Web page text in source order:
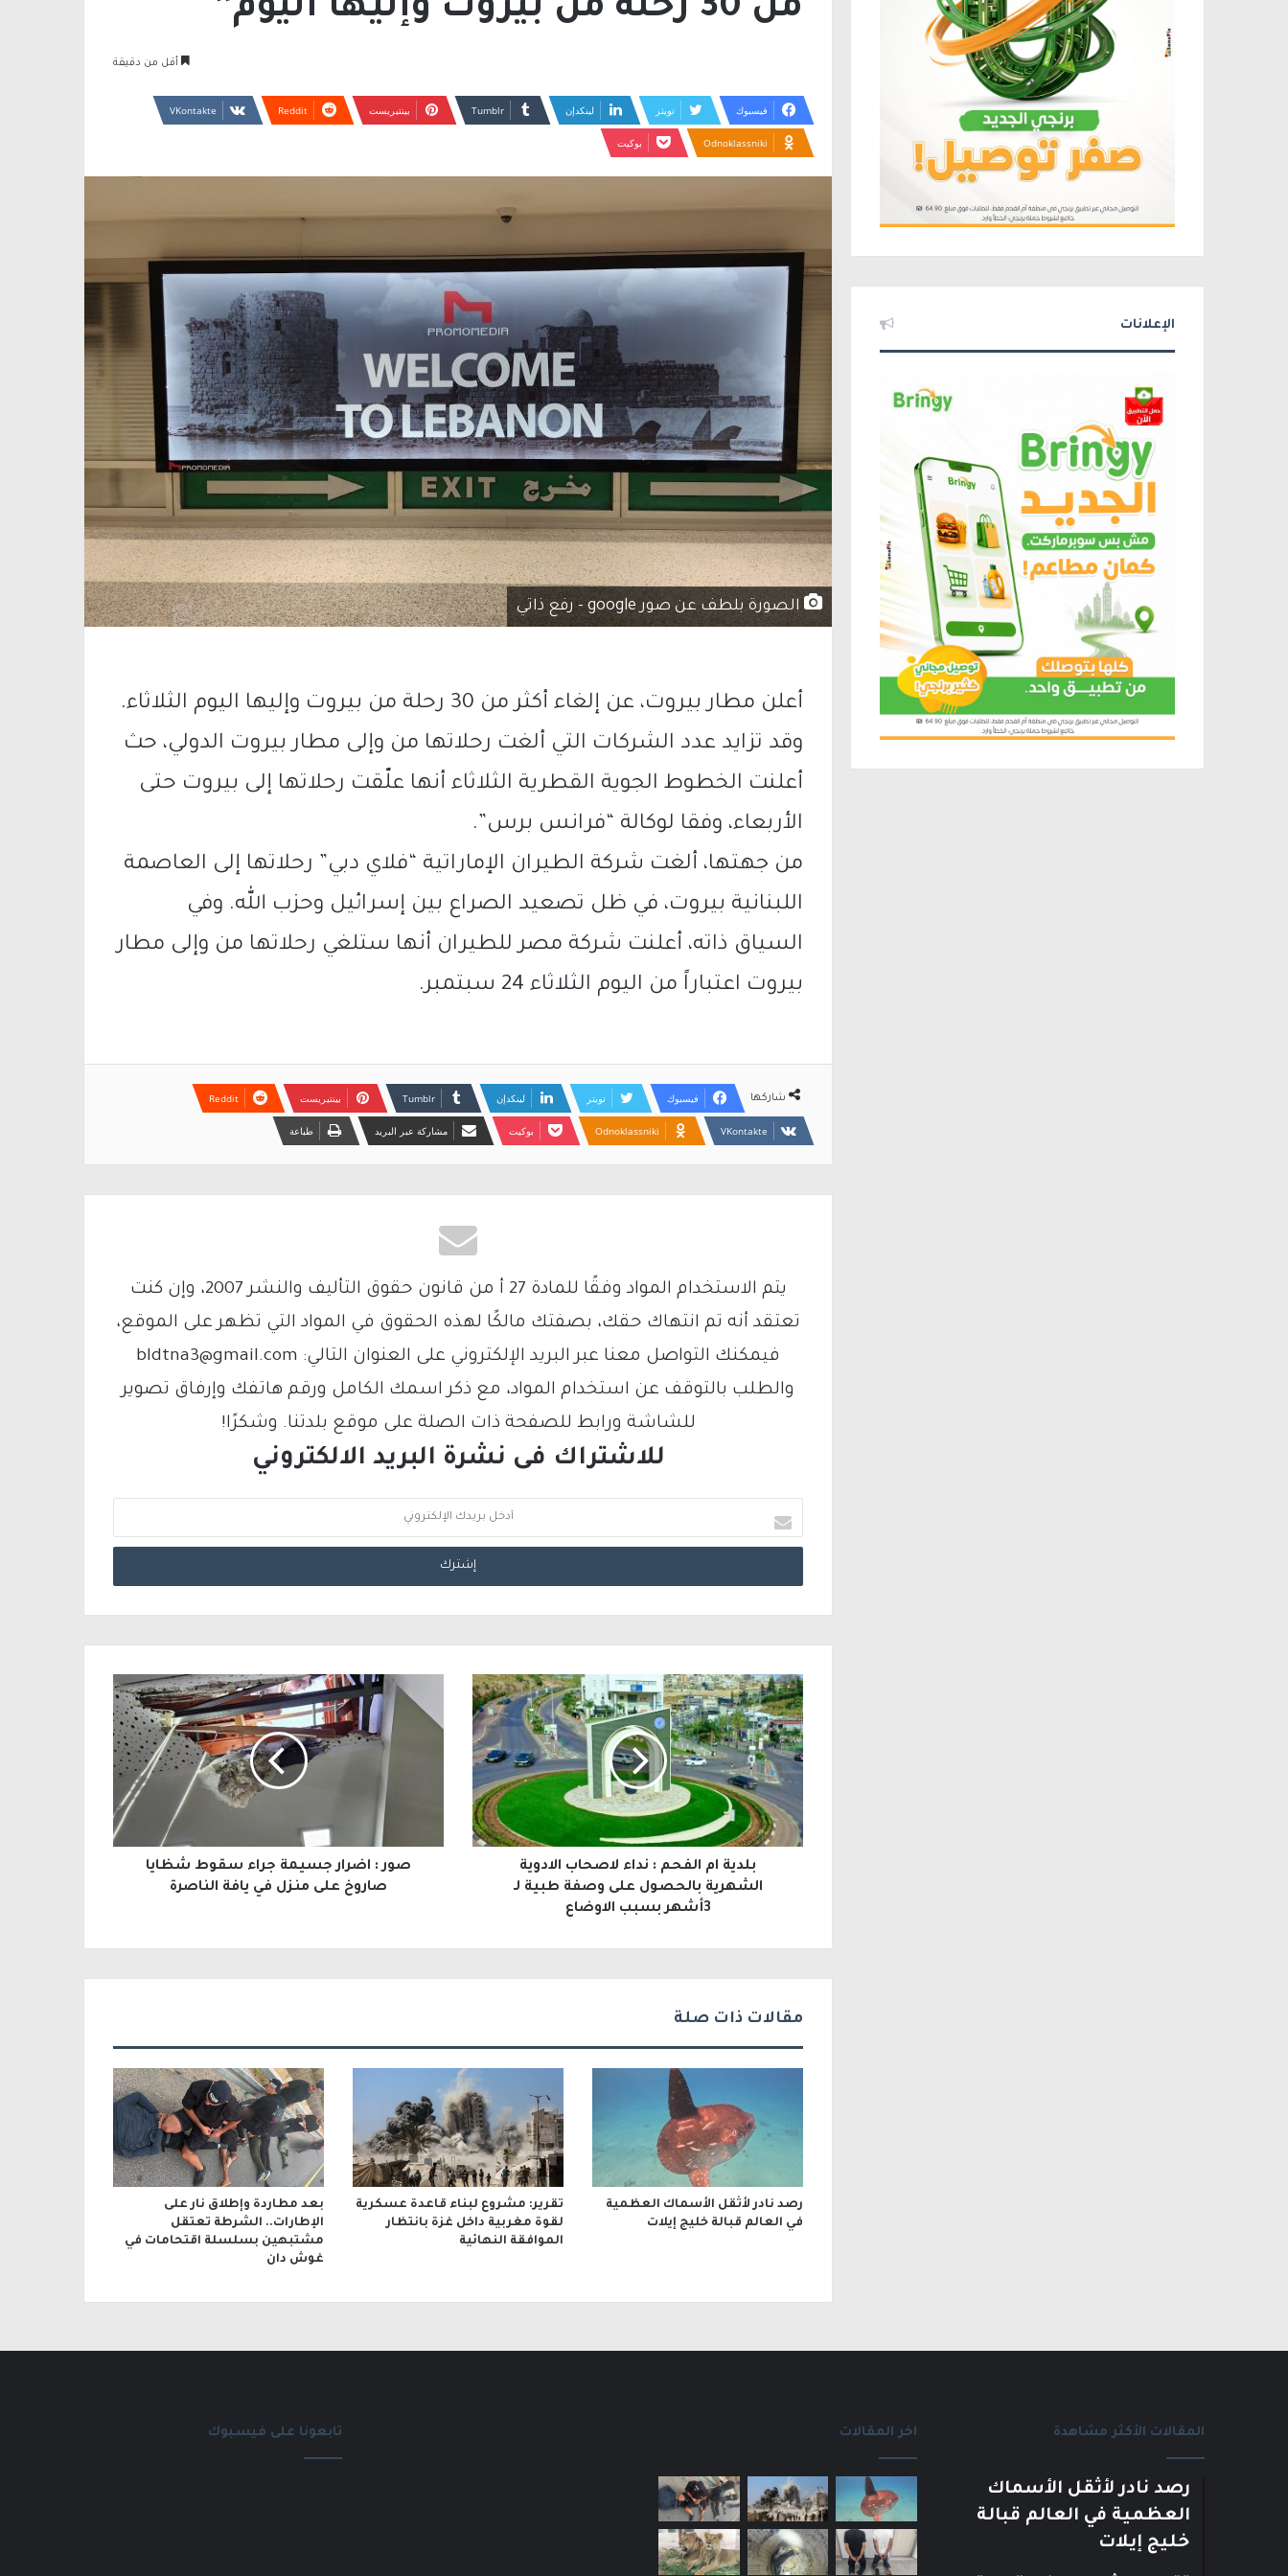
من 30 رحلة من بيروت وإليها اليوم”
أقل من دقيقة
فيسبوك تويتر لينكدإن بينتيريست
Odnoklassniki بوكيت
الصورة بلطف عن صور google - رفع ذاتي
أعلن مطار بيروت، عن إلغاء أكثر من 30 رحلة من بيروت وإليها اليوم الثلاثاء.
وقد تزايد عدد الشركات التي ألغت رحلاتها من وإلى مطار بيروت الدولي، حث
أعلنت الخطوط الجوية القطرية الثلاثاء أنها علّقت رحلاتها إلى بيروت حتى
الأربعاء، وفقا لوكالة “فرانس برس”.
من جهتها، ألغت شركة الطيران الإماراتية “فلاي دبي” رحلاتها إلى العاصمة
اللبنانية بيروت، في ظل تصعيد الصراع بين إسرائيل وحزب الله. وفي
السياق ذاته، أعلنت شركة مصر للطيران أنها ستلغي رحلاتها من وإلى مطار
بيروت اعتباراً من اليوم الثلاثاء 24 سبتمبر.
شاركها فيسبوك تويتر لينكدإن بينتيريست
Odnoklassniki بوكيت مشاركة عبر البريد طباعة
يتم الاستخدام المواد وفقًا للمادة 27 أ من قانون حقوق التأليف والنشر 2007، وإن كنت
تعتقد أنه تم انتهاك حقك، بصفتك مالكًا لهذه الحقوق في المواد التي تظهر على الموقع،
فيمكنك التواصل معنا عبر البريد الإلكتروني على العنوان التالي: bldtna3@gmail.com
والطلب بالتوقف عن استخدام المواد، مع ذكر اسمك الكامل ورقم هاتفك وإرفاق تصوير
للشاشة ورابط للصفحة ذات الصلة على موقع بلدتنا. وشكرًا!
للاشتراك فى نشرة البريد الالكتروني
د
خ
ل
ب
ر
ي
د
ك
ل
ك
ت
ر
و
بلدية ام الفحم : نداء لاصحاب الادوية
الشهرية بالحصول على وصفة طبية لـ
3أشهر بسبب الاوضاع
صور : اضرار جسيمة جراء سقوط شظايا
صاروخ على منزل في يافة الناصرة
مقالات ذات صلة
رصد نادر لأثقل الأسماك العظمية
في العالم قبالة خليج إيلات
تقرير: مشروع لبناء قاعدة عسكرية
لقوة مغربية داخل غزة بانتظار
الموافقة النهائية
بعد مطاردة وإطلاق نار على
الإطارات.. الشرطة تعتقل
مشتبهين بسلسلة اقتحامات في
غوش دان
الإعلانات
المقالات الأكثر مشاهدة
رصد نادر لأثقل الأسماك
العظمية في العالم قبالة
خليج إيلات
اخر المقالات تابعونا على فيسبوك